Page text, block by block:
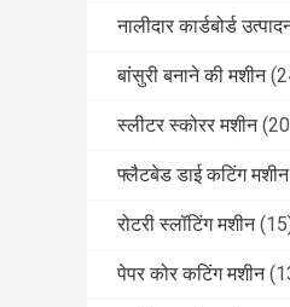
नालीदार कार्डबोर्ड
बांसुरी बनाने की मशीन
स्लीटर स्कोरर मशीन
फ्लैटबेड डाई कटिंग मशीन
रोटरी स्लॉटिंग मशीन
पेपर कोर कटिंग मशीन